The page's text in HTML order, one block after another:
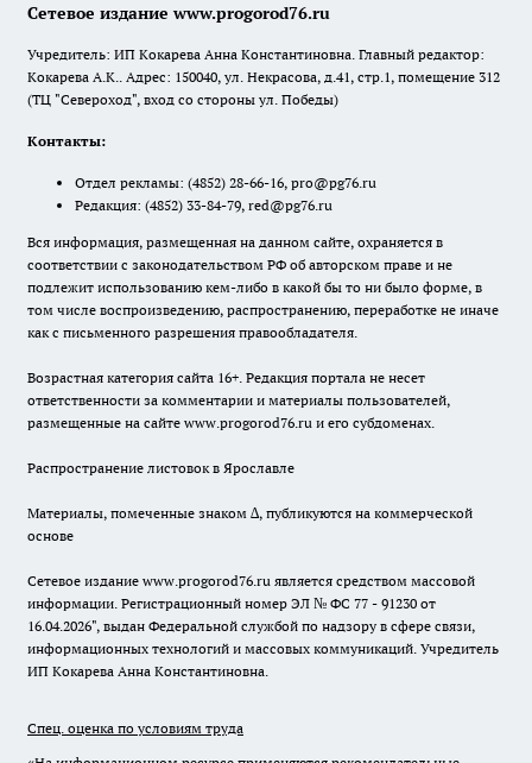
Сетевое издание www.progorod76.ru
Учредитель: ИП Кокарева Анна Константиновна. Главный редактор:
Кокарева А.К.. Адрес: 150040, ул. Некрасова, д.41, стр.1, помещение 312
(ТЦ "Североход", вход со стороны ул. Победы)
Контакты:
Отдел рекламы: (4852) 28-66-16, pro@pg76.ru
Редакция: (4852) 33-84-79, red@pg76.ru
Вся информация, размещенная на данном сайте, охраняется в
соответствии с законодательством РФ об авторском праве и не
подлежит использованию кем-либо в какой бы то ни было форме, в
том числе воспроизведению, распространению, переработке не иначе
как с письменного разрешения правообладателя.
Возрастная категория сайта 16+. Редакция портала не несет
ответственности за комментарии и материалы пользователей,
размещенные на сайте www.progorod76.ru и его субдоменах.
Распространение листовок в Ярославле
Материалы, помеченные знаком ∆, публикуются на коммерческой
основе
Сетевое издание www.progorod76.ru является средством массовой
информации. Регистрационный номер ЭЛ № ФС 77 - 91230 от
16.04.2026", выдан Федеральной службой по надзору в сфере связи,
информационных технологий и массовых коммуникаций. Учредитель
ИП Кокарева Анна Константиновна.
Спец. оценка по условиям труда